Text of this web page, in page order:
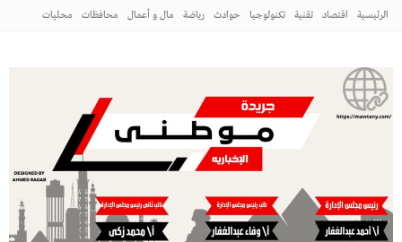
الرئيسية اقتصاد تقنية تكنولوجيا حوادث رياضة مال و أعمال محافظات محليات